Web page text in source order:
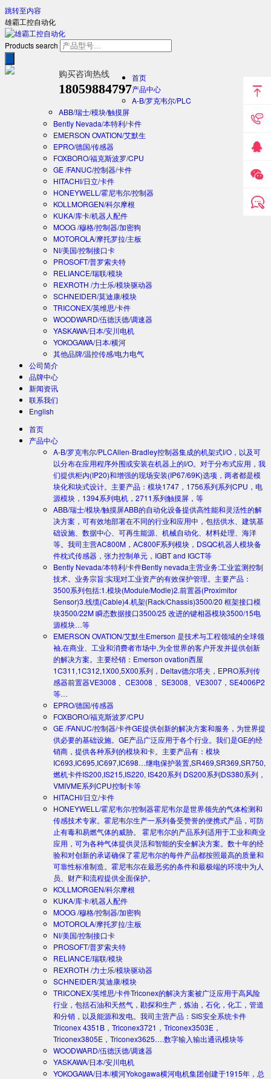
跳转至内容
雄霸工控自动化
Products search
购买咨询热线
18059884797
首页
产品中心
A-B/罗克韦尔/PLC
ABB/瑞士/模块/触摸屏
Bently Nevada/本特利/卡件
EMERSON OVATION/艾默生
EPRO/德国/传感器
FOXBORO/福克斯波罗/CPU
GE /FANUC/控制器/卡件
HITACHI/日立/卡件
HONEYWELL/霍尼韦尔/控制器
KOLLMORGEN/科尔摩根
KUKA/库卡/机器人配件
MOOG /穆格/控制器/加密狗
MOTOROLA/摩托罗拉/主板
NI/美国/控制接口卡
PROSOFT/普罗索夫特
RELIANCE/瑞联/模块
REXROTH /力士乐/模块驱动器
SCHNEIDER/莫迪康/模块
TRICONEX/英维思/卡件
WOODWARD/伍德沃德/调速器
YASKAWA/日本/安川电机
YOKOGAWA/日本/横河
其他品牌/温控传感/电力电气
公司简介
品牌中心
新闻资讯
联系我们
English
首页
产品中心
A-B/罗克韦尔/PLCAllen-Bradley控制器集成的机架式I/O，以及可
以分布在应用程序外围或安装在机器上的I/O。对于分布式应用，我
们提供柜内(IP20)和增强的现场安装(IP67/69K)选项，两者都是模
块化和块式设计。主要产品：模块1747，1756系列系列CPU，电
源模块，1394系列电机，2711系列触摸屏，等
ABB/瑞士/模块/触摸屏ABB的自动化设备提供高性能和灵活性的解
决方案，可有效地部署在不同的行业和应用中，包括供水、建筑基
础设施、数据中心、可再生能源、机械自动化、材料处理、海洋
等。我司主营AC800M，AC800F系列模块，DSQC机器人模块备
件枕式传感器，张力控制单元，IGBT and IGCT等
Bently Nevada/本特利/卡件Bently nevada主营业务:工业监测控制
技术。业务宗旨:实现对工业资产的有效保护管理。主要产品：
3500系列包括:1.模块(Module/Modle)2.前置器(Proximitor
Sensor)3.线缆(Cable)4.机架(Rack/Chassis)3500/20 框架接口模
块3500/22M 瞬态数据接口3500/25 改进的键相器模块3500/15电
源模块…等
EMERSON OVATION/艾默生Emerson 是技术与工程领域的全球领
袖,在商业、工业和消费者市场中,为全世界的客户开发并提供创新
的解决方案。主要经销：Emerson ovation西屋
1C311,1C312,1X00,5X00系列，Deltav德尔塔夫，EPRO系列传
感器前置器VE3008 、CE3008 、SE3008、VE3007，SE4006P2
等…
EPRO/德国/传感器
FOXBORO/福克斯波罗/CPU
GE /FANUC/控制器/卡件GE提供创新的解决方案和服务，为世界提
供必要的基础设施。GE产品广泛应用于各个行业。我们是GE的经
销商，提供各种系列的模块和卡。主要产品有：模块
IC693,IC695,IC697,IC698…继电保护装置,SR469,SR369,SR750,
燃机卡件IS200,IS215,IS220, IS420系列 DS200系列DS380系列，
VMIVME系列CPU控制卡等
HITACHI/日立/卡件
HONEYWELL/霍尼韦尔/控制器霍尼韦尔是世界领先的气体检测和
传感技术专家。霍尼韦尔生产一系列备受赞誉的便携式产品，可防
止有毒和易燃气体的威胁。 霍尼韦尔的产品系列适用于工业和商业
应用，可为各种气体提供灵活和智能的安全解决方案。数十年的经
验和对创新的承诺确保了霍尼韦尔的每件产品都按照最高的质量和
可靠性标准制造。霍尼韦尔在最恶劣的条件和最极端的环境中为人
员、财产和流程提供全面保护。
KOLLMORGEN/科尔摩根
KUKA/库卡/机器人配件
MOOG /穆格/控制器/加密狗
MOTOROLA/摩托罗拉/主板
NI/美国/控制接口卡
PROSOFT/普罗索夫特
RELIANCE/瑞联/模块
REXROTH /力士乐/模块驱动器
SCHNEIDER/莫迪康/模块
TRICONEX/英维思/卡件Triconex的解决方案被广泛应用于高风险
行业，包括石油和天然气，勘探和生产，炼油，石化，化工，管道
和分销，以及能源和发电。我司主营产品：SIS安全系统卡件
Triconex 4351B，Triconex3721，Triconex3503E，
Triconex3805E，Triconex3625….数字输入输出通讯模块等
WOODWARD/伍德沃德/调速器
YASKAWA/日本/安川电机
YOKOGAWA/日本/横河Yokogawa横河电机集团创建于1915年，总